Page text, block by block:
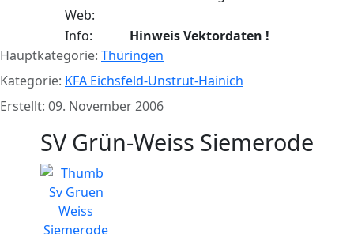
Web:
Info:
Hinweis Vektordaten !
Hauptkategorie: Thüringen
Kategorie: KFA Eichsfeld-Unstrut-Hainich
Erstellt: 09. November 2006
SV Grün-Weiss Siemerode